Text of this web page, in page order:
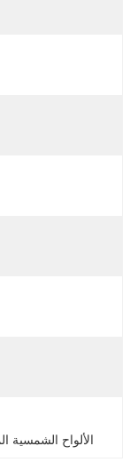
الألواح الشمسية